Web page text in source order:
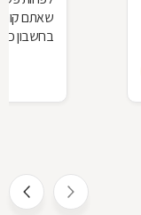
שאתם
בחשבון